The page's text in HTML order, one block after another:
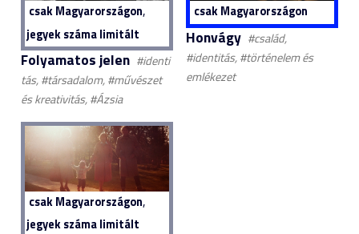
csak Magyarországon,
jegyek száma limitált
Folyamatos jelen #identi
tás, #társadalom, #művészet
és kreativitás, #Ázsia
csak Magyarországon
Honvágy #család,
#identitás, #történelem és
emlékezet
csak Magyarországon,
jegyek száma limitált